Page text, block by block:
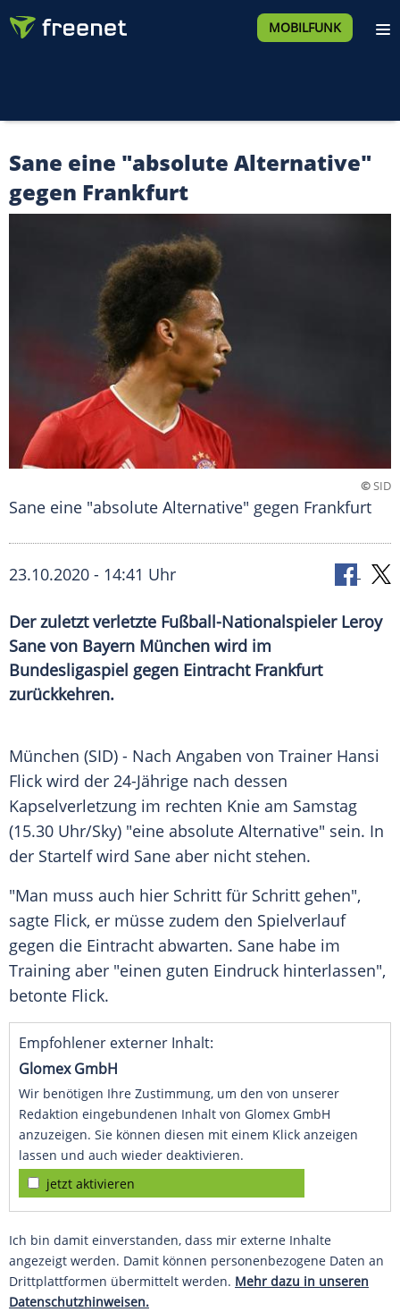
MOBILFUNK
Sane eine "absolute Alternative"
gegen Frankfurt
©SID
Sane eine "absolute Alternative" gegen Frankfurt
23.10.2020 - 14:41 Uhr
Der zuletzt verletzte Fußball-Nationalspieler Leroy
Sane von Bayern München wird im
Bundesligaspiel gegen Eintracht Frankfurt
zurückkehren.
München (SID) - Nach Angaben von Trainer Hansi
Flick wird der 24-Jährige nach dessen
Kapselverletzung im rechten Knie am Samstag
(15.30 Uhr/Sky) "eine absolute Alternative" sein. In
der Startelf wird Sane aber nicht stehen.
"Man muss auch hier Schritt für Schritt gehen",
sagte Flick, er müsse zudem den Spielverlauf
gegen die Eintracht abwarten. Sane habe im
Training aber "einen guten Eindruck hinterlassen",
betonte Flick.
Empfohlener externer Inhalt:
Glomex GmbH
Wir benötigen Ihre Zustimmung, um den von unserer
Redaktion eingebundenen Inhalt von Glomex GmbH
anzuzeigen. Sie können diesen mit einem Klick anzeigen
lassen und auch wieder deaktivieren.
jetzt aktivieren
Ich bin damit einverstanden, dass mir externe Inhalte
angezeigt werden. Damit können personenbezogene Daten an
Drittplattformen übermittelt werden. Mehr dazu in unseren
Datenschutzhinweisen.